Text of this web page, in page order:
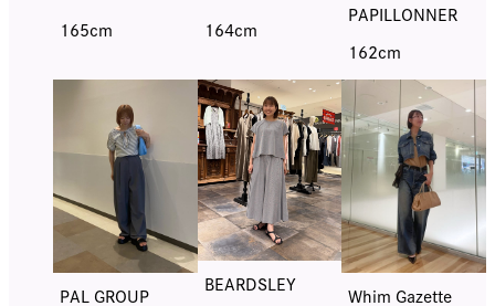
165cm 164cm
PAPILLONNER
162cm
PAL GROUP
BEARDSLEY
Whim Gazette